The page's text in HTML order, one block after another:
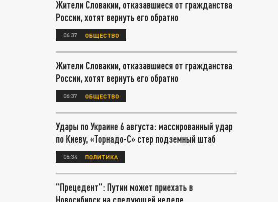
Жители Словакии, отказавшиеся от гражданства
России, хотят вернуть его обратно
06:37 ОБЩЕСТВО
Жители Словакии, отказавшиеся от гражданства
России, хотят вернуть его обратно
06:37 ОБЩЕСТВО
Удары по Украине 6 августа: массированный удар
по Киеву, «Торнадо-С» стер подземный штаб
06:34 ПОЛИТИКА
"Прецедент": Путин может приехать в